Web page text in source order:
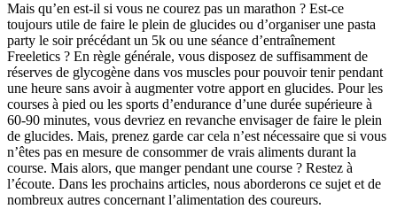
Mais qu’en est-il si vous ne courez pas un marathon ? Est-ce
toujours utile de faire le plein de glucides ou d’organiser une pasta
party le soir précédant un 5k ou une séance d’entraînement
Freeletics ? En règle générale, vous disposez de suffisamment de
réserves de glycogène dans vos muscles pour pouvoir tenir pendant
une heure sans avoir à augmenter votre apport en glucides. Pour les
courses à pied ou les sports d’endurance d’une durée supérieure à
60-90 minutes, vous devriez en revanche envisager de faire le plein
de glucides. Mais, prenez garde car cela n’est nécessaire que si vous
n’êtes pas en mesure de consommer de vrais aliments durant la
course. Mais alors, que manger pendant une course ? Restez à
l’écoute. Dans les prochains articles, nous aborderons ce sujet et de
nombreux autres concernant l’alimentation des coureurs.